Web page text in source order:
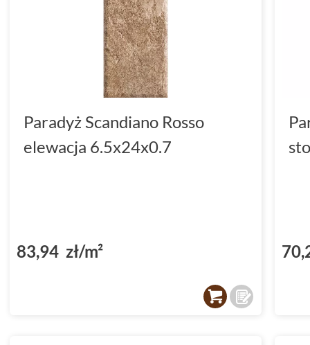
Paradyż Scandiano Rosso
elewacja 6.5x24x0.7
83,94 zł/m²